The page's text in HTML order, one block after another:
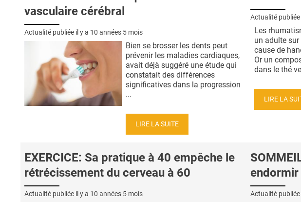
vasculaire cérébral
Actualité publiée il y a 10 années 5 mois
Bien se brosser les dents peut
prévenir les maladies cardiaques,
avait déjà suggéré une étude qui
constatait des différences
significatives dans la progression
...
LIRE LA SUITE
Actualité publiée
Les
un adulte
cause de
Or un
dans le thé
LIRE LA
EXERCICE: Sa pratique à 40 empêche le
rétrécissement du cerveau à 60
Actualité publiée il y a 10 années 5 mois
endormir
Actualité publiée